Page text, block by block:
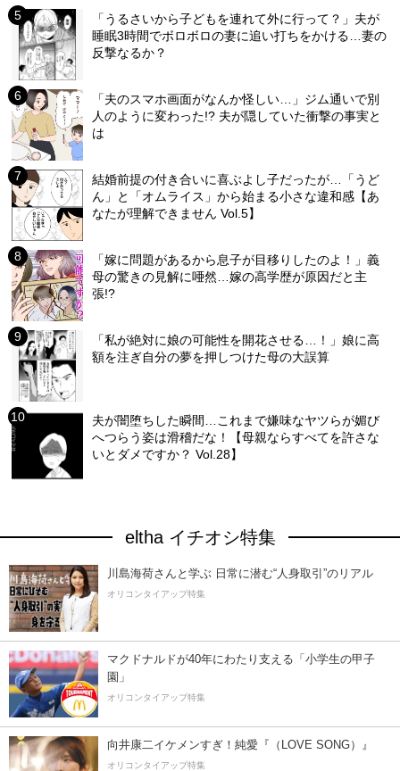
「うるさいから子どもを連れて外に行って？」夫が
睡眠3時間でボロボロの妻に追い打ちをかける…妻の
反撃なるか？
「夫のスマホ画面がなんか怪しい…」ジム通いで別
人のように変わった!? 夫が隠していた衝撃の事実と
は
結婚前提の付き合いに喜ぶよし子だったが…「うど
ん」と「オムライス」から始まる小さな違和感【あ
なたが理解できません Vol.5】
「嫁に問題があるから息子が目移りしたのよ！」義
母の驚きの見解に唖然…嫁の高学歴が原因だと主
張!?
「私が絶対に娘の可能性を開花させる…！」娘に高
額を注ぎ自分の夢を押しつけた母の大誤算
夫が闇堕ちした瞬間…これまで嫌味なヤツらが媚び
へつらう姿は滑稽だな！【母親ならすべてを許さな
いとダメですか？ Vol.28】
eltha イチオシ特集
川島海荷さんと学ぶ 日常に潜む“人身取引”のリアル
オリコンタイアップ特集
マクドナルドが40年にわたり支える「小学生の甲子
園」
オリコンタイアップ特集
向井康二イケメンすぎ！純愛『（LOVE SONG）』
オリコンタイアップ特集